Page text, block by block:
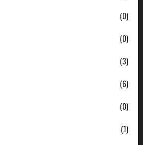
(0)
(0)
(3)
(6)
(0)
(1)